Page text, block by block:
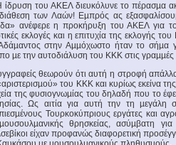
ίδρυση του ΑΚΕΛ διευκόλυνε το πέρασµα
των Λαών! Εµπρός ας
ανέφερε η προκήρυξη του ΑΚΕΛ για
εκλογές και η επιτυχία της εκλογής
στην Αµµόχωστο ήταν το σήµα
µε την αυτοδιάλυση του ΚΚΚ στις
θεωρούν ότι αυτή η στροφή
του ΚΚΚ και κυρίως εκείνα
της φυσιογνωµίας του δηλαδή που το
Ως αιτία για αυτή την τη
Τουρκοκύπριους εργάτες και
θρησκείας, ασύµβατη
είχαν προφανώς διαφορετική